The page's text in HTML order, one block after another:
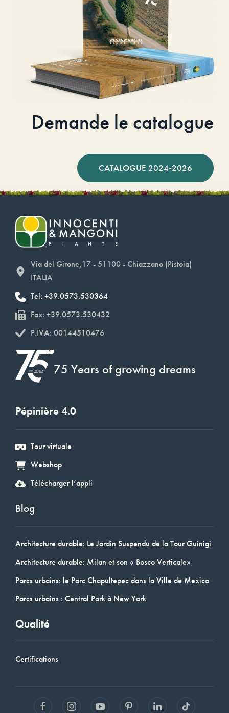
Demande le catalogue
CATALOGUE 2024-2026
Via del Girone,17 - 51100 - Chiazzano (Pistoia)
ITALIA
Tel: +39.0573.530364
Fax: +39.0573.530432
P.IVA: 00144510476
75 Years of growing dreams
Pépinière 4.0
Tour virtuale
Webshop
Télécharger l’appli
Blog
Architecture durable: Le Jardin Suspendu de la Tour Guinigi
Architecture durable: Milan et son « Bosco Verticale»
Parcs urbains: le Parc Chapultepec dans la Ville de Mexico
Parcs urbains : Central Park à New York
Qualité
Certifications